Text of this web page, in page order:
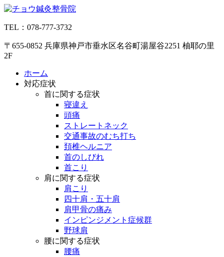
コ
テ
ツ
へ
TEL：078-777-3732
〒655-0852 兵庫県神戸市垂水区名谷町湯屋谷2251 柚耶の里
2F
ホーム
対応症状
首に関する症状
寝違え
頭痛
ストレートネック
交通事故のむち打ち
頚椎ヘルニア
首のしびれ
首こり
肩に関する症状
肩こり
四十肩・五十肩
肩甲骨の痛み
インピンジメント症候群
野球肩
腰に関する症状
腰痛